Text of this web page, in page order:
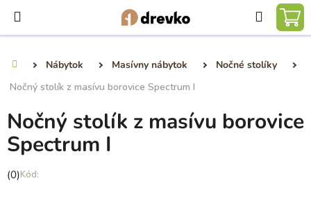
obsah
Hľadať
Nábytok Masívny nábytok
Nočné stolíky
Nočný stolík z masívu borovice Spectrum I
Nočný stolík z masívu borovice
Spectrum I
Priemerné
(0)